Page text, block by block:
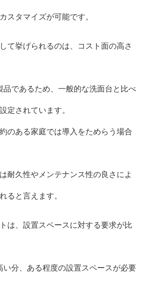
スタマイズが可能です。
て挙げられるのは、コスト面の高さ
品であるため、一般的な洗面台と比べ
定されています。
のある家庭では導入をためらう場合
耐久性やメンテナンス性の良さによ
ると言えます。
は、設置スペースに対する要求が比
い分、ある程度の設置スペースが必要